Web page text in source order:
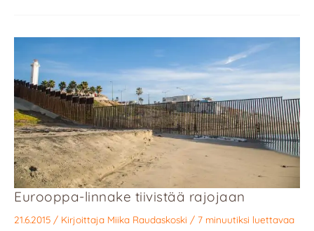
Eurooppa-linnake tiivistää rajojaan
21.6.2015 / Kirjoittaja Miika Raudaskoski / 7 minuutiksi luettavaa